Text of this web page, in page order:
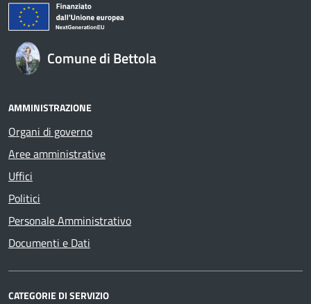
Comune di Bettola
AMMINISTRAZIONE
Organi di governo
Aree amministrative
Uffici
Politici
Personale Amministrativo
Documenti e Dati
CATEGORIE DI SERVIZIO